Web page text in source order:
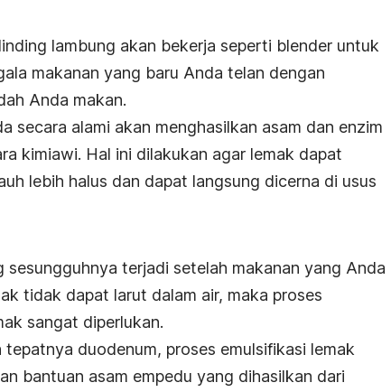
lambung akan bekerja seperti blender untuk
makanan yang baru Anda telan dengan
Anda makan.
secara alami akan menghasilkan asam dan enzim
kimiawi. Hal ini dilakukan agar lemak dapat
lebih halus dan dapat langsung dicerna di usus
sesungguhnya terjadi setelah makanan yang Anda
tidak dapat larut dalam air, maka proses
sangat diperlukan.
duodenum, proses emulsifikasi lemak
bantuan asam empedu yang dihasilkan dari